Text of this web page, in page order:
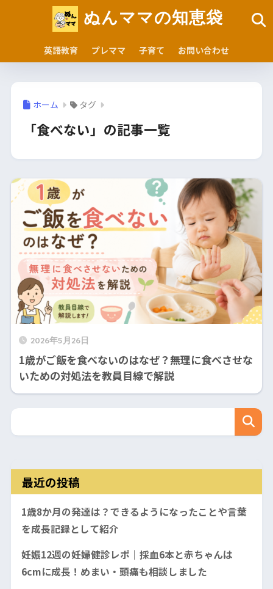
ぬんママの知恵袋
英語教育 プレママ 子育て お問い合わせ
ホーム タグ
「食べない」の記事一覧
2026年5月26日
1歳がご飯を食べないのはなぜ？無理に食べさせな
いための対処法を教員目線で解説
最近の投稿
1歳8か月の発達は？できるようになったことや言葉
を成長記録として紹介
妊娠12週の妊婦健診レポ｜採血6本と赤ちゃんは
6cmに成長！めまい・頭痛も相談しました